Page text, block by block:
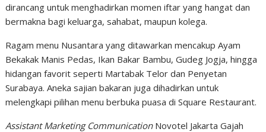
dirancang untuk menghadirkan momen iftar yang hangat dan
bermakna bagi keluarga, sahabat, maupun kolega.
Ragam menu Nusantara yang ditawarkan mencakup Ayam
Bekakak Manis Pedas, Ikan Bakar Bambu, Gudeg Jogja, hingga
hidangan favorit seperti Martabak Telor dan Penyetan
Surabaya. Aneka sajian bakaran juga dihadirkan untuk
melengkapi pilihan menu berbuka puasa di Square Restaurant.
Assistant Marketing CommunicationNovotel Jakarta Gajah